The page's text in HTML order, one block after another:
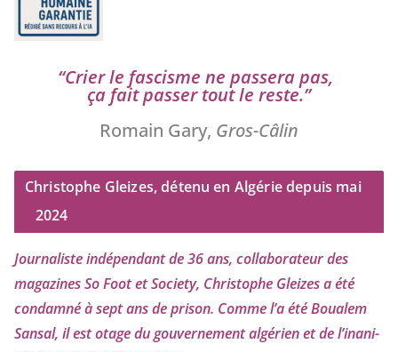
“Crier le fas­cisme ne pas­se­ra pas,
ça fait pas­ser tout le reste.”
Romain Gary, Gros-Câlin
Christophe Gleizes, détenu en Algérie depuis mai
2024
Journaliste indé­pen­dant de36ans, col­la­bo­ra­teur des
maga­zines So Foot et Society, Christophe Gleizesa été
condam­né à sept ans de pri­son. Comme l’a été Boualem
Sansal, il est otage du gou­ver­ne­ment algé­rien et de l’i­na­ni­